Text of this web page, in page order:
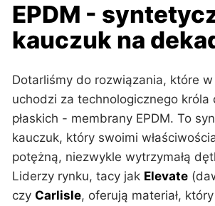
EPDM -
kauczuk na
Dotarliśmy do rozwiązania, które
uchodzi za technologicznego króla
płaskich - membrany EPDM. To
kauczuk, który swoimi
potężną, niezwykle wytrzymałą
Liderzy rynku, tacy jak Elevate
czy Carlisle, oferują materiał,